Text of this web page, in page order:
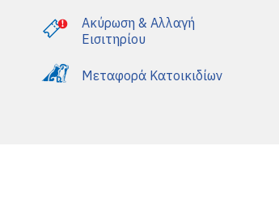
Ακύρωση & Αλλαγή
Εισιτηρίου
Μεταφορά Κατοικιδίων